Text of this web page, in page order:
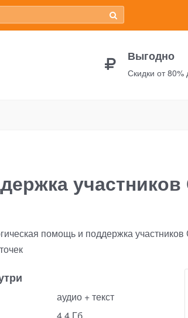
Выгодно
Скидки от 80%
помощь и поддержка
аудио + текст